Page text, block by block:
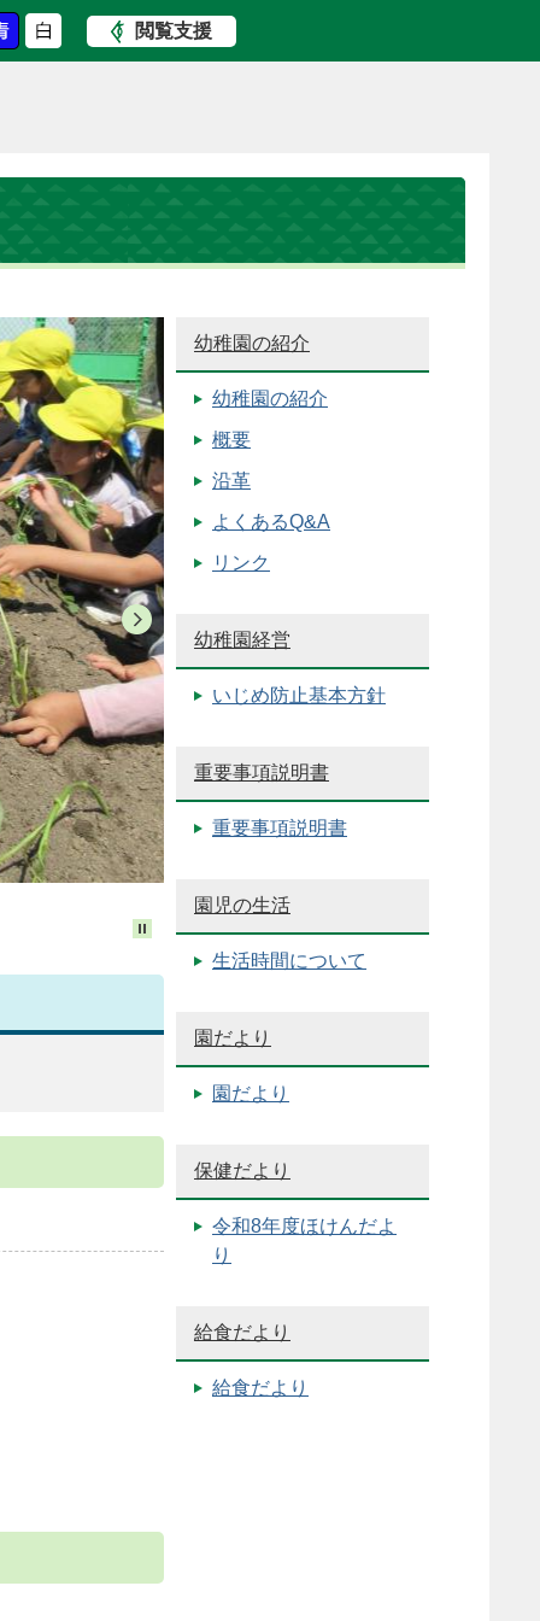
閲覧支援
幼稚園の紹介
幼稚園の紹介
概要
沿革
よくあるQ&A
リンク
幼稚園経営
いじめ防止基本方針
重要事項説明書
重要事項説明書
園児の生活
生活時間について
園だより
園だより
保健だより
令和8年度ほけんだよ
り
給食だより
給食だより